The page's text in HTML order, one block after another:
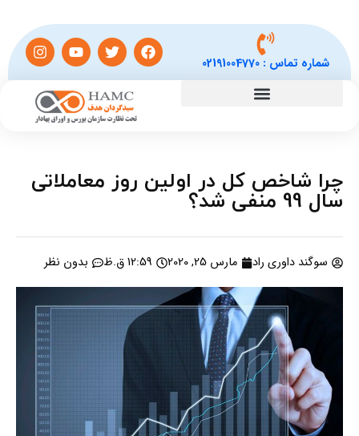
شماره تماس :02191004770
چرا شاخص کل در اولین روز معاملاتی
سال 99 منفی شد؟
سوگند داوری راد مارس 25, 2020 12:59 ق.ظ بدون نظر